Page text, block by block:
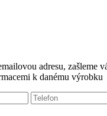
adresu, zašleme
k danému výrobku